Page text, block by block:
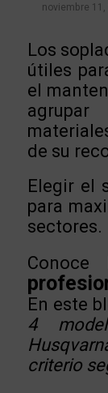
noviembre 11,
Los
útiles
el
de su
Elegir el
para
sectores.
En este
4
criterio